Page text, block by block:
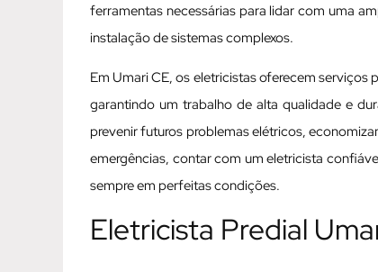
ferramentas necessárias para lidar com uma
instalação de sistemas complexos.
Em Umari CE, os eletricistas oferecem
garantindo um trabalho de alta qualidade e
prevenir futuros problemas elétricos,
emergências, contar com um eletricista
sempre em perfeitas condições.
Eletricista Predial